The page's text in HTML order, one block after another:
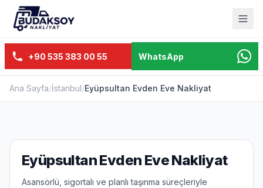
+90 535 383 00 55 WhatsApp
Ana Sayfa/İstanbul/Eyüpsultan Evden Eve Nakliyat
Eyüpsultan Evden Eve Nakliyat
Asansörlü, sigortalı ve planlı taşınma süreçleriyle